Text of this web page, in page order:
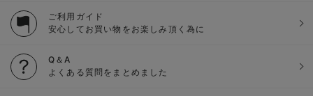
ご利用ガイド
安心してお買い物をお楽しみ頂く為に
Q＆A
よくある質問をまとめました